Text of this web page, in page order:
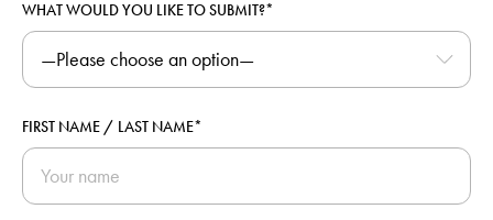
WHAT WOULD YOU LIKE TO SUBMIT?*
FIRST NAME / LAST NAME*